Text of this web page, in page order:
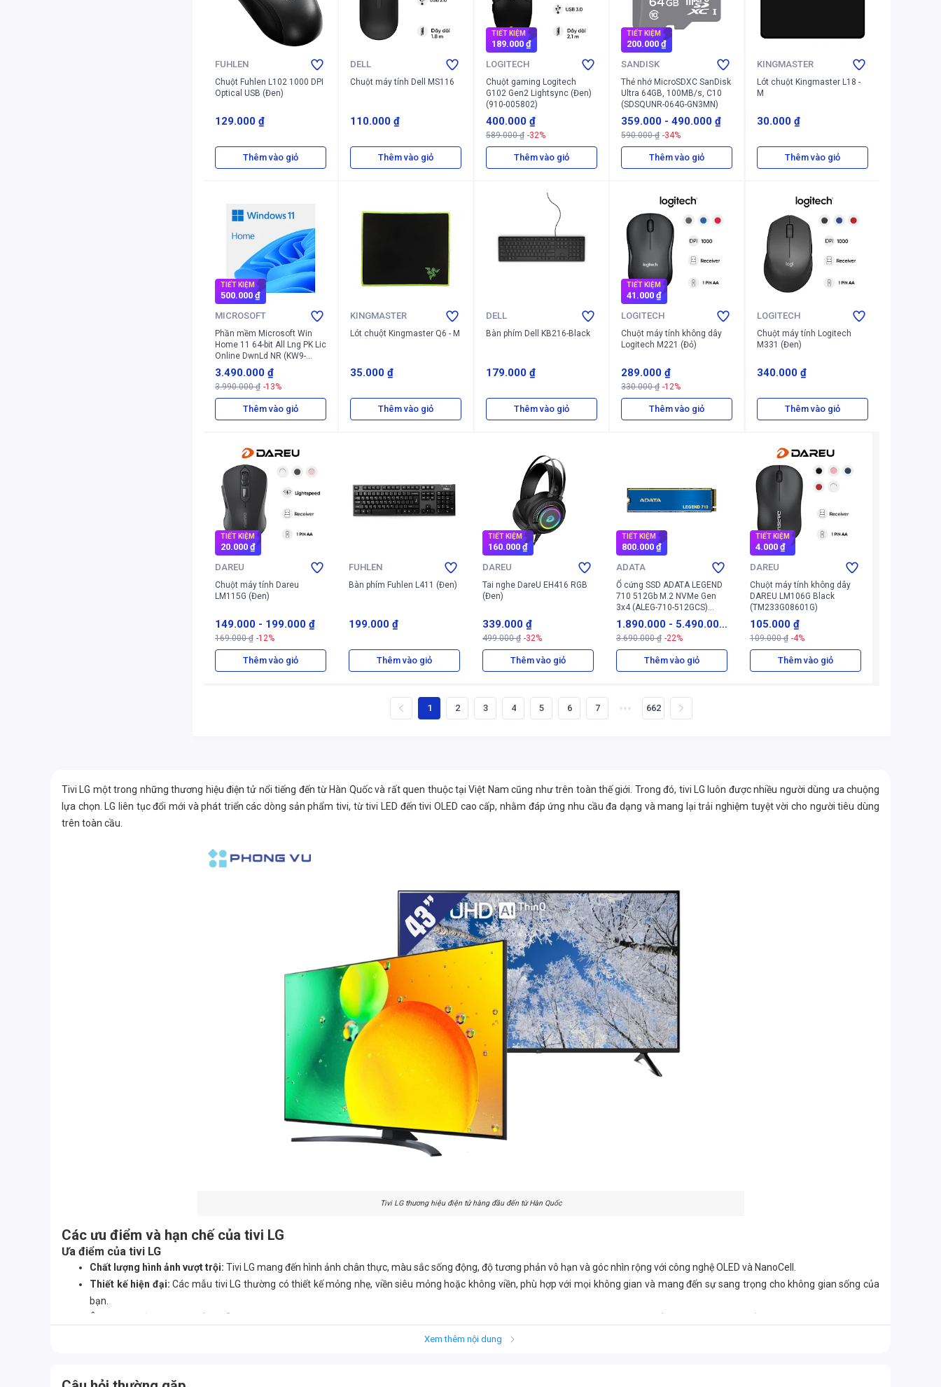
FUHLEN
Chuột Fuhlen L102 1000 DPI
Optical USB (Đen)
129.000 ₫
Thêm vào giỏ
DELL
Chuột máy tính Dell MS116
110.000 ₫
Thêm vào giỏ
TIẾT KIỆM
189.000 ₫
LOGITECH
Chuột gaming Logitech
G102 Gen2 Lightsync (Đen)
(910-005802)
400.000 ₫
589.000 ₫ -32%
Thêm vào giỏ
TIẾT KIỆM
200.000 ₫
SANDISK
Thẻ nhớ MicroSDXC SanDisk
Ultra 64GB, 100MB/s, C10
(SDSQUNR-064G-GN3MN)
359.000 -490.000 ₫
590.000 ₫ -34%
Thêm vào giỏ
KINGMASTER
Lót chuột Kingmaster L18 -
M
30.000 ₫
Thêm vào giỏ
TIẾT KIỆM
500.000 ₫
MICROSOFT
Phần mềm Microsoft Win
Home 11 64-bit All Lng PK Lic
Online DwnLd NR (KW9-
00664)
3.490.000 ₫
3.990.000 ₫ -13%
Thêm vào giỏ
KINGMASTER
Lót chuột Kingmaster Q6 - M
35.000 ₫
Thêm vào giỏ
DELL
Bàn phím Dell KB216-Black
179.000 ₫
Thêm vào giỏ
TIẾT KIỆM
41.000 ₫
LOGITECH
Chuột máy tính không dây
Logitech M221 (Đỏ)
289.000 ₫
330.000 ₫ -12%
Thêm vào giỏ
LOGITECH
Chuột máy tính Logitech
M331 (Đen)
340.000 ₫
Thêm vào giỏ
TIẾT KIỆM
20.000 ₫
DAREU
Chuột máy tính Dareu
LM115G (Đen)
149.000- 199.000 ₫
169.000 ₫ -12%
Thêm vào giỏ
FUHLEN
Bàn phím Fuhlen L411 (Đen)
199.000 ₫
Thêm vào giỏ
TIẾT KIỆM
160.000 ₫
DAREU
Tai nghe DareU EH416 RGB
(Đen)
339.000 ₫
499.000 ₫ -32%
Thêm vào giỏ
TIẾT KIỆM
800.000 ₫
ADATA
Ổ cứng SSD ADATA LEGEND
710 512Gb M.2 NVMe Gen
3x4 (ALEG-710-512GCS)
(Xanh)
1.890.000- 5.490.00
0 ₫
3.690.000 ₫ -22%
Thêm vào giỏ
TIẾT KIỆM
4.000 ₫
DAREU
Chuột máy tính không dây
DAREU LM106G Black
(TM233G08601G)
105.000 ₫
109.000 ₫ -4%
Thêm vào giỏ
1 2 3 4 5 6 7 662
Tivi LG một trong những thương hiệu điện tử nổi tiếng đến từ Hàn Quốc và rất quen thuộc tại Việt Nam cũng như trên toàn thế giới. Trong đó, tivi LG luôn được nhiều người dùng ưa chuộng
lựa chọn. LG liên tục đổi mới và phát triển các dòng sản phẩm tivi, từ tivi LED đến tivi OLED cao cấp, nhằm đáp ứng nhu cầu đa dạng và mang lại trải nghiệm tuyệt vời cho người tiêu dùng
trên toàn cầu.
Tivi LG thương hiệu điện tử hàng đầu đến từ Hàn Quốc
Các ưu điểm và hạn chế của tivi LG
Ưa điểm của tivi LG
Chất lượng hình ảnh vượt trội: Tivi LG mang đến hình ảnh chân thực, màu sắc sống động, độ tương phản vô hạn và góc nhìn rộng với công nghệ OLED và NanoCell.
Thiết kế hiện đại:Các mẫu tivi LG thường có thiết kế mỏng nhẹ, viền siêu mỏng hoặc không viền, phù hợp với mọi không gian và mang đến sự sang trọng cho không gian sống của
bạn.
Nhược điểm tivi LG
Xem thêm nội dung